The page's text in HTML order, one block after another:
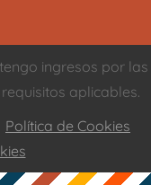
ingresos por las
aplicables.
Política de Cookies